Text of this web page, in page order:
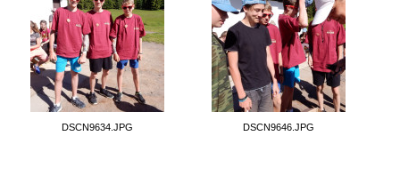
DSCN9634.JPG DSCN9646.JPG